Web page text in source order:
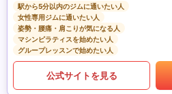
駅から5分以内のジムに通いたい人
女性専用ジムに通いたい人
姿勢・腰痛・肩こりが気になる人
マシンピラティスを始めたい人
グループレッスンで始めたい人
公式サイトを見る